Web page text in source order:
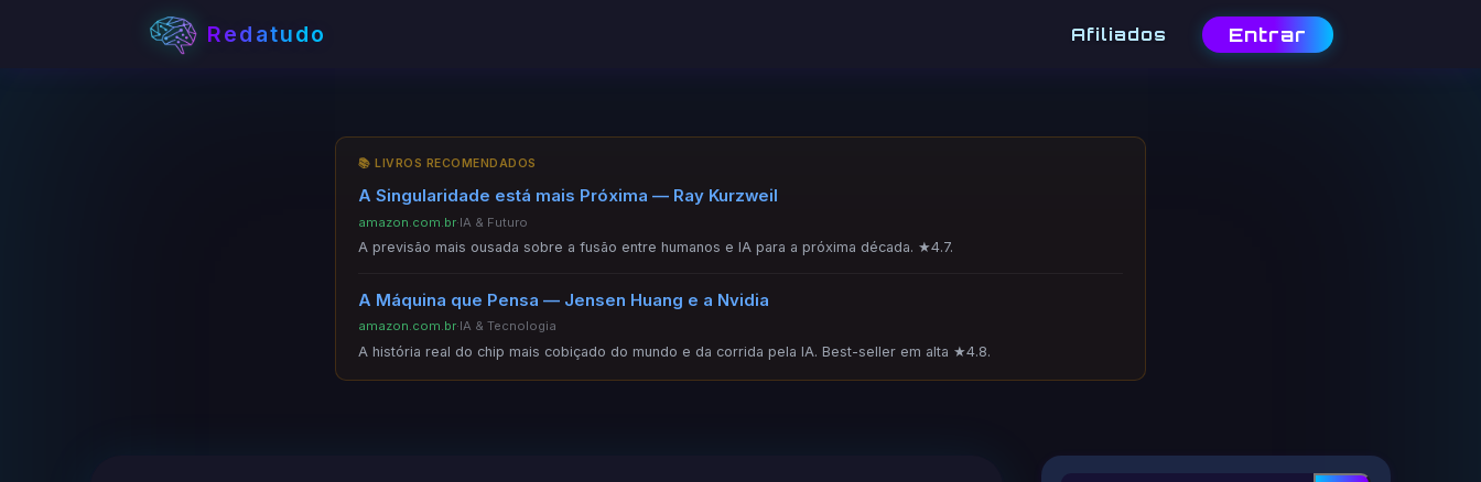
Redatudo Afiliados Entrar
📚 LIVROS RECOMENDADOS
A Singularidade está mais Próxima — Ray Kurzweil
amazon.com.br·IA & Futuro
A previsão mais ousada sobre a fusão entre humanos e IA para a próxima década. ★4.7.
A Máquina que Pensa — Jensen Huang e a Nvidia
amazon.com.br·IA & Tecnologia
A história real do chip mais cobiçado do mundo e da corrida pela IA. Best-seller em alta ★4.8.